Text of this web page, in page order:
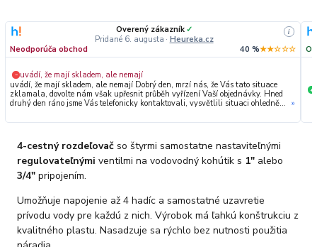
Overený zákazník ✓
Pridané 6. augusta · Heureka.cz
i
Neodporúča obchod 40 %★★☆☆☆
− uvádí, že mají skladem, ale nemají
uvádí, že mají skladem, ale nemají Dobrý den, mrzí nás, že Vás tato situace
zklamala, dovolte nám však upřesnit průběh vyřízení Vaší objednávky. Hned
druhý den ráno jsme Vás telefonicky kontaktovali, vysvětlili situaci ohledně
dodavatele. Jelikož zboží nebylo k dispozici ani u něj, museli jsme objednávku
Zakládáme si na férovém a rychlém jednání. O to více nás mrzí, že i přes naši
okamžitou reakci, osobní telefonát a maximální snahu náš obchod
nedoporučujete. Věříme, že nám v budoucnu dáte příležitost přesvědčit Vás o
»
+
4-cestný rozdeľovač so štyrmi samostatne nastaviteľnými
regulovateľnými ventilmi na vodovodný kohútik s 1"alebo
3/4"pripojením.
Umožňuje napojenie až 4 hadíc a samostatné uzavretie
prívodu vody pre každú z nich. Výrobok má ľahkú konštrukciu z
kvalitného plastu. Nasadzuje sa rýchlo bez nutnosti použitia